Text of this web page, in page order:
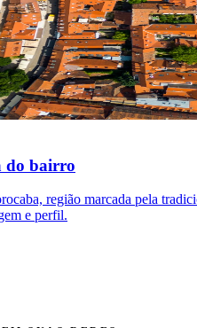
do bairro
região marcada pela
e perfil.